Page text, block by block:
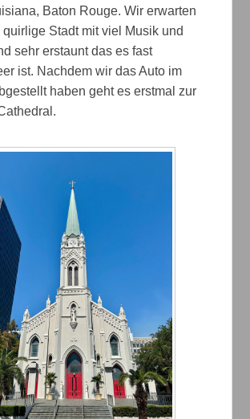
Baton Rouge. Wir erwarten
Stadt mit viel Musik und
sehr erstaunt das es fast
ist. Nachdem wir das Auto im
haben geht es erstmal zur